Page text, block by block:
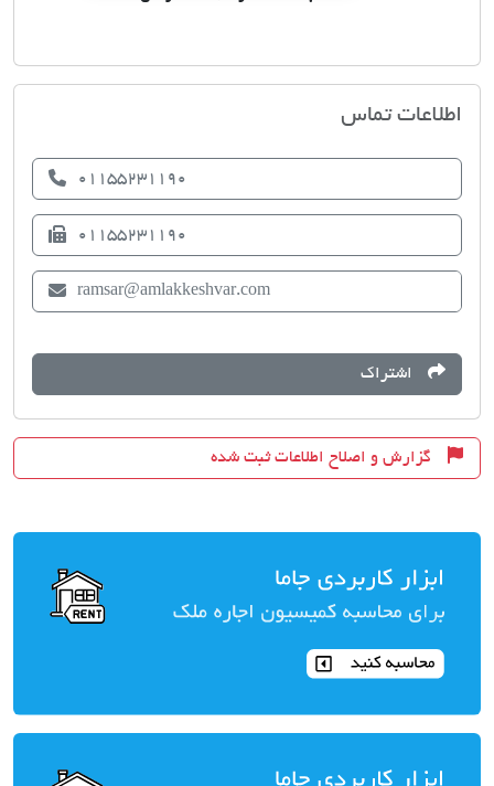
اطلاعات تماس
01155231190
01155231190
ramsar@amlakkeshvar.com
اشتراک
گزارش و اصلاح اطلاعات ثبت شده